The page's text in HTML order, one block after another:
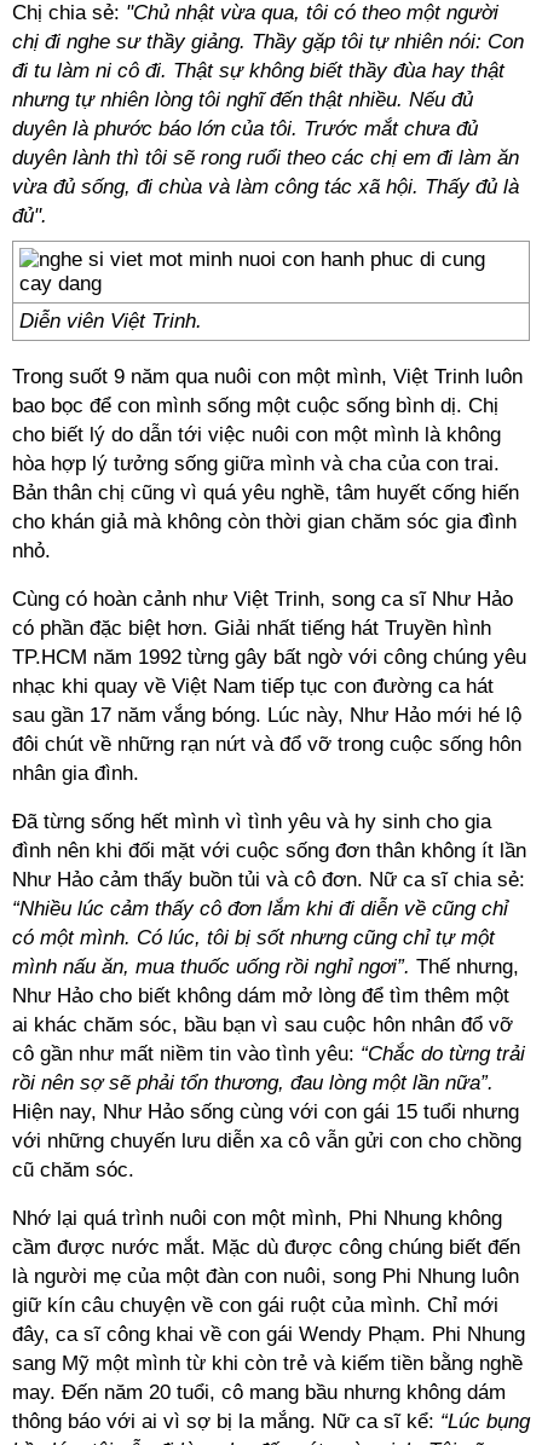
Chị chia sẻ: "Chủ nhật vừa qua, tôi có theo một người
chị đi nghe sư thầy giảng. Thầy gặp tôi tự nhiên nói: Con
đi tu làm ni cô đi. Thật sự không biết thầy đùa hay thật
nhưng tự nhiên lòng tôi nghĩ đến thật nhiều. Nếu đủ
duyên là phước báo lớn của tôi. Trước mắt chưa đủ
duyên lành thì tôi sẽ rong ruổi theo các chị em đi làm ăn
vừa đủ sống, đi chùa và làm công tác xã hội. Thấy đủ là
đủ".
Diễn viên Việt Trinh.
Trong suốt 9 năm qua nuôi con một mình, Việt Trinh luôn
bao bọc để con mình sống một cuộc sống bình dị. Chị
cho biết lý do dẫn tới việc nuôi con một mình là không
hòa hợp lý tưởng sống giữa mình và cha của con trai.
Bản thân chị cũng vì quá yêu nghề, tâm huyết cống hiến
cho khán giả mà không còn thời gian chăm sóc gia đình
nhỏ.
Cùng có hoàn cảnh như Việt Trinh, song ca sĩ Như Hảo
có phần đặc biệt hơn. Giải nhất tiếng hát Truyền hình
TP.HCM năm 1992 từng gây bất ngờ với công chúng yêu
nhạc khi quay về Việt Nam tiếp tục con đường ca hát
sau gần 17 năm vắng bóng. Lúc này, Như Hảo mới hé lộ
đôi chút về những rạn nứt và đổ vỡ trong cuộc sống hôn
nhân gia đình.
Đã từng sống hết mình vì tình yêu và hy sinh cho gia
đình nên khi đối mặt với cuộc sống đơn thân không ít lần
Như Hảo cảm thấy buồn tủi và cô đơn. Nữ ca sĩ chia sẻ:
“Nhiều lúc cảm thấy cô đơn lắm khi đi diễn về cũng chỉ
có một mình. Có lúc, tôi bị sốt nhưng cũng chỉ tự một
mình nấu ăn, mua thuốc uống rồi nghỉ ngơi”. Thế nhưng,
Như Hảo cho biết không dám mở lòng để tìm thêm một
ai khác chăm sóc, bầu bạn vì sau cuộc hôn nhân đổ vỡ
cô gần như mất niềm tin vào tình yêu: “Chắc do từng trải
rồi nên sợ sẽ phải tổn thương, đau lòng một lần nữa”.
Hiện nay, Như Hảo sống cùng với con gái 15 tuổi nhưng
với những chuyến lưu diễn xa cô vẫn gửi con cho chồng
cũ chăm sóc.
Nhớ lại quá trình nuôi con một mình, Phi Nhung không
cầm được nước mắt. Mặc dù được công chúng biết đến
là người mẹ của một đàn con nuôi, song Phi Nhung luôn
giữ kín câu chuyện về con gái ruột của mình. Chỉ mới
đây, ca sĩ công khai về con gái Wendy Phạm. Phi Nhung
sang Mỹ một mình từ khi còn trẻ và kiếm tiền bằng nghề
may. Đến năm 20 tuổi, cô mang bầu nhưng không dám
thông báo với ai vì sợ bị la mắng. Nữ ca sĩ kể: “Lúc bụng